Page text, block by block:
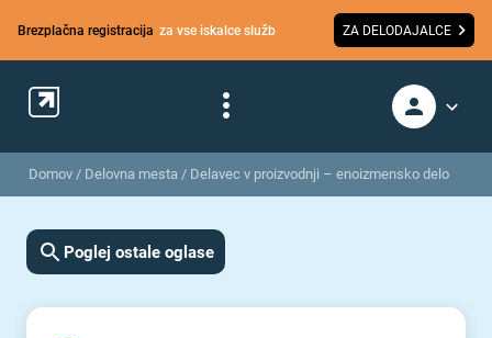
Brezplačna registracija za vse iskalce služb ZA DELODAJALCE
Domov / Delovna mesta / Delavec v proizvodnji – enoizmensko delo
Poglej ostale oglase